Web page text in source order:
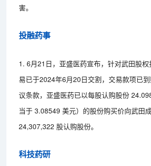
害。
投融药事
1. 6月21日，亚盛医药宣布，针对武田股
易已于2024年6月20日交割，交易款项已
议条款，亚盛医药已以每股认购股份
当于 3.08549 美元）的股份购买价向武田
24,307,322 股认购股份。
科技药研